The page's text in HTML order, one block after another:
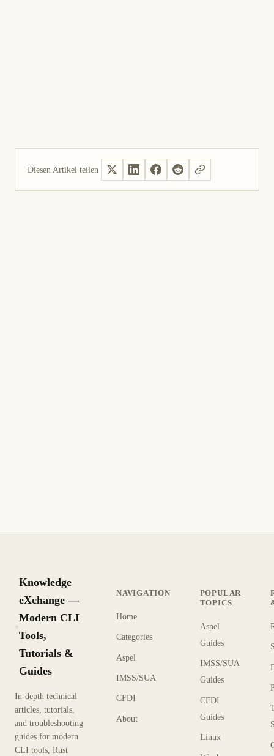
Diesen Artikel teilen
Knowledge
eXchange —
Modern CLI
Tools,
Tutorials &
Guides
In-depth technical
articles, tutorials,
and troubleshooting
guides for modern
CLI tools, Rust
NAVIGATION
Home
Categories
Aspel
IMSS/SUA
CFDI
About
POPULAR
TOPICS
Aspel
Guides
IMSS/SUA
Guides
CFDI
Guides
Linux